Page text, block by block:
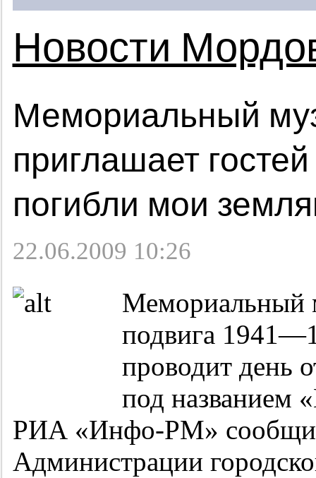
Новости
Мемориальный
приглашает
погибли мои
22.06.2009 10:26
Мемориальный
подвига
проводит день
под названием
РИА «Инфо-РМ»
Администрации